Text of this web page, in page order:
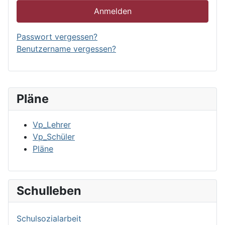
Pläne
Vp_Lehrer
Vp_Schüler
Pläne
Schulleben
Schulsozialarbeit
Anmelden
Passwort vergessen?
Benutzername vergessen?